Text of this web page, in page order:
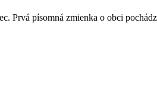
Prvá písomná zmienka o obci